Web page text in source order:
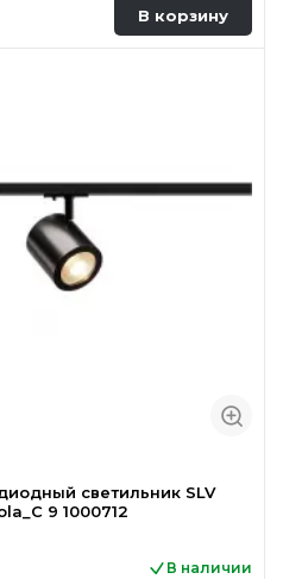
В корзину
светильник SLV
9 1000712
В наличии